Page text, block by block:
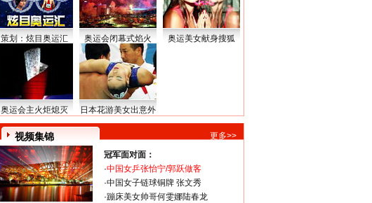
策划：炫目奥运汇 奥运会闭幕式焰火 奥运美女献身搜狐
奥运会主火炬熄灭 日本花游美女出意外
视频集锦 更多>>
冠军面对面：
·中国女乒张怡宁/郭跃做客
·中国女子链球铜牌 张文秀
·蹦床美女帅哥何雯娜陆春龙